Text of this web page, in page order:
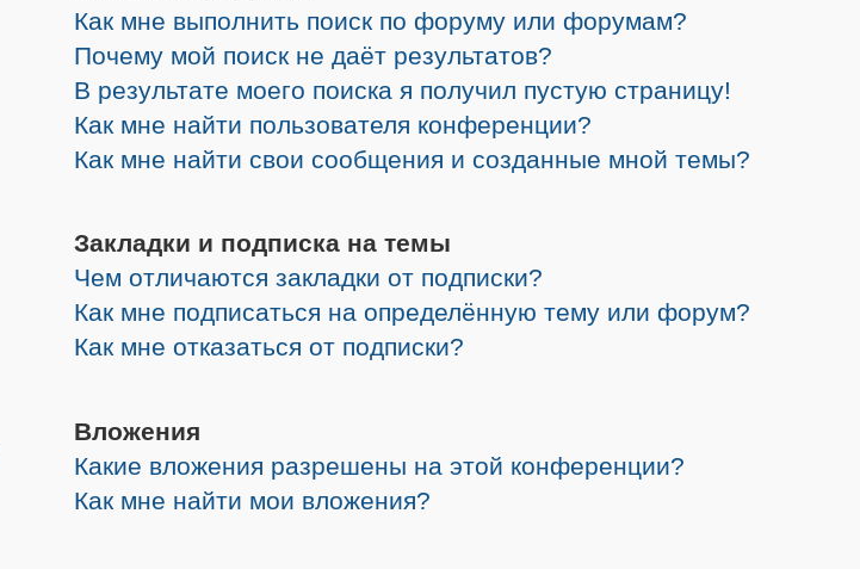
Как мне выполнить поиск по форуму или форумам?
Почему мой поиск не даёт результатов?
В результате моего поиска я получил пустую страницу!
Как мне найти пользователя конференции?
Как мне найти свои сообщения и созданные мной темы?
Закладки и подписка на темы
Чем отличаются закладки от подписки?
Как мне подписаться на определённую тему или форум?
Как мне отказаться от подписки?
Вложения
Какие вложения разрешены на этой конференции?
Как мне найти мои вложения?